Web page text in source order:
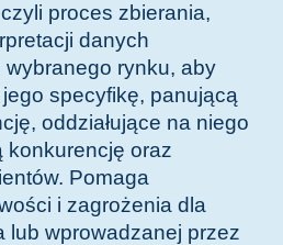
proces zbierania,
danych
rynku, aby
specyfikę, panującą
oddziałujące na niego
konkurencję oraz
Pomaga
i zagrożenia dla
lub wprowadzanej przez